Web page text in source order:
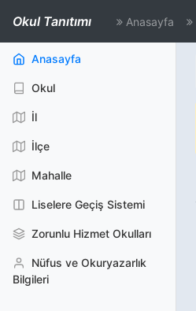
Okul Tanıtımı Anasayfa
Anasayfa
Okul
İl
İlçe
Mahalle
Liselere Geçiş Sistemi
Zorunlu Hizmet Okulları
Nüfus ve Okuryazarlık
Bilgileri